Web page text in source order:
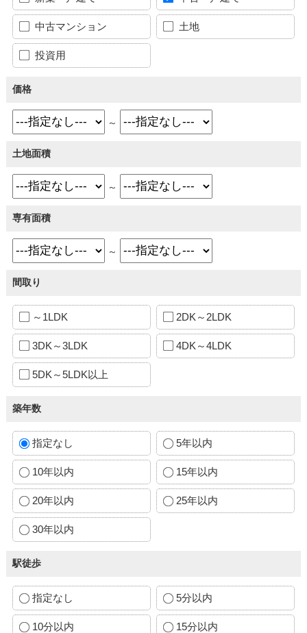
中古マンション 土地
投資用
価格
～
土地面積
～
専有面積
～
間取り
～1LDK 2DK～2LDK
3DK～3LDK 4DK～4LDK
5DK～5LDK以上
築年数
指定なし 5年以内
10年以内 15年以内
20年以内 25年以内
30年以内
駅徒歩
指定なし 5分以内
10分以内 15分以内